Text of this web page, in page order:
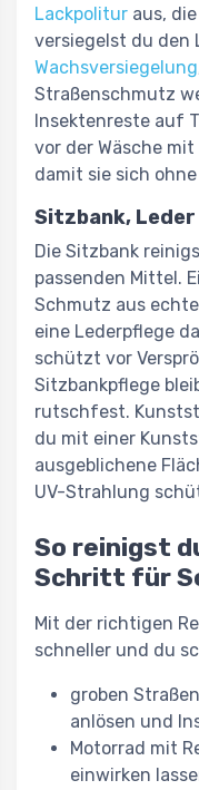
Lackpolitur aus,
versiegelst du den
Wachsversiegelung
Straßenschmutz
Insektenreste auf
vor der Wäsche mit
damit sie sich
Sitzbank,
Die Sitzbank
passenden Mittel.
Schmutz aus
eine Lederpflege
schützt vor
Sitzbankpflege
rutschfest.
du mit einer
ausgeblichene
UV-Strahlung
So reinigst
Schritt für
Mit der richtigen
schneller und du
groben
anlösen und
Motorrad mit
einwirken